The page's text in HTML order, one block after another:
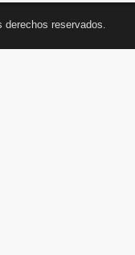
reservados.